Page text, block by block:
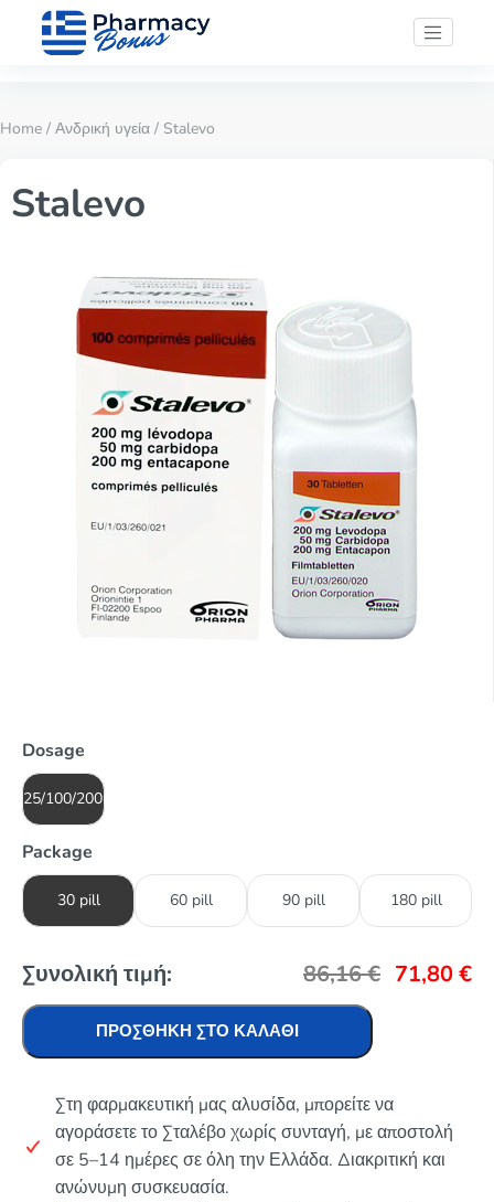
Home / Ανδρική υγεία / Stalevo
Stalevo
Dosage
25/100/200mg
Package
30 pill 60 pill 90 pill 180 pill
Συνολική τιμή: 86,16€ 71,80€
ΠΡΟΣΘΉΚΗ ΣΤΟ ΚΑΛΆΘΙ
Στη φαρμακευτική μας αλυσίδα, μπορείτε να
αγοράσετε το Σταλέβο χωρίς συνταγή, με αποστολή
σε 5–14 ημέρες σε όλη την Ελλάδα. Διακριτική και
ανώνυμη συσκευασία.